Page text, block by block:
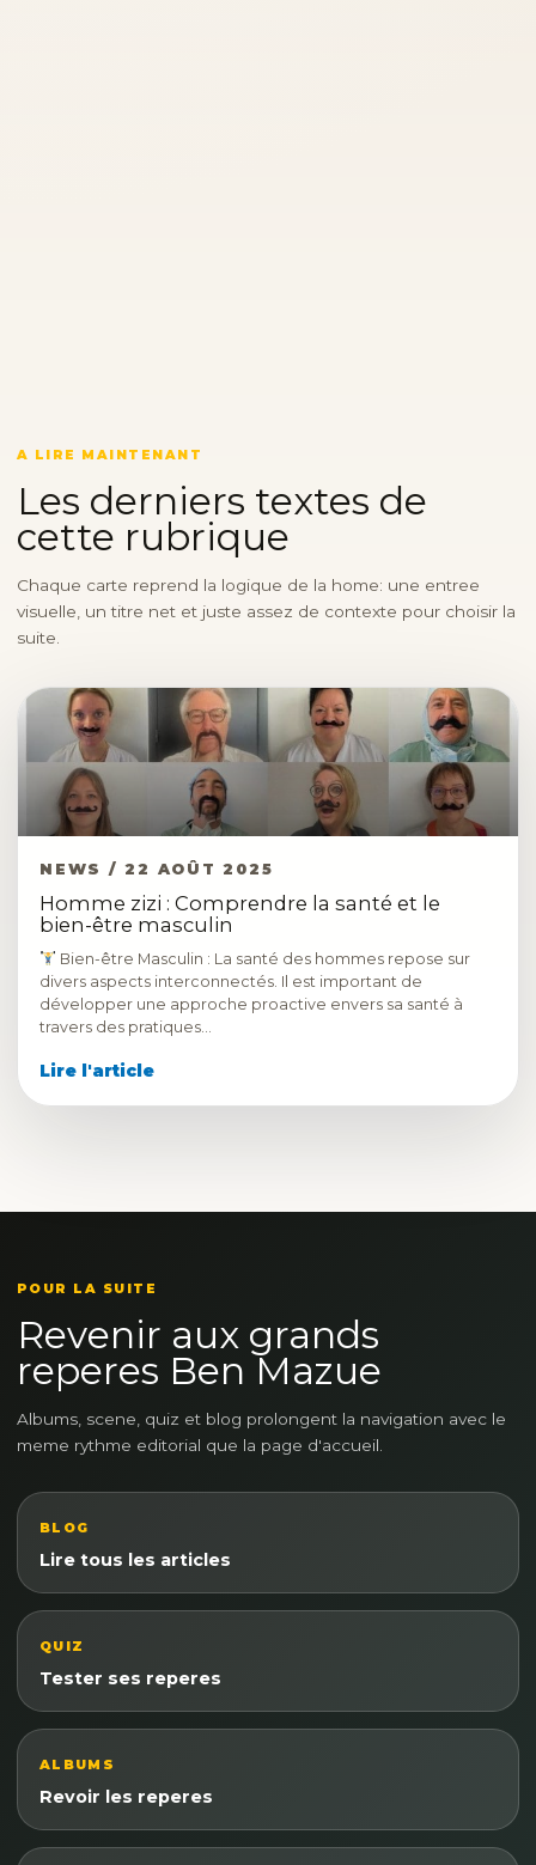
A LIRE MAINTENANT
Les derniers textes de
cette rubrique
Chaque carte reprend la logique de la home: une entree
visuelle, un titre net et juste assez de contexte pour choisir la
suite.
NEWS / 22 AOÛT 2025
Homme zizi : Comprendre la santé et le
bien-être masculin
Bien-être Masculin : La santé des hommes repose sur
divers aspects interconnectés. Il est important de
développer une approche proactive envers sa santé à
travers des pratiques…
Lire l'article
POUR LA SUITE
Revenir aux grands
reperes Ben Mazue
Albums, scene, quiz et blog prolongent la navigation avec le
meme rythme editorial que la page d'accueil.
BLOG
Lire tous les articles
QUIZ
Tester ses reperes
ALBUMS
Revoir les reperes